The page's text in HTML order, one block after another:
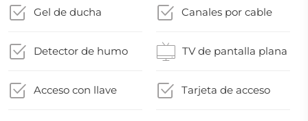
Gel de ducha Canales por cable
Detector de humo TV de pantalla plana
Acceso con llave Tarjeta de acceso